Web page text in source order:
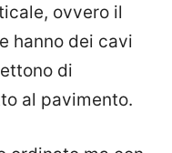
ovvero il
hanno dei cavi
di
al pavimento.